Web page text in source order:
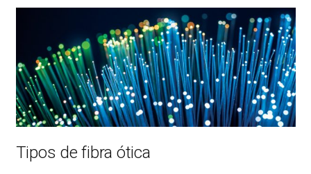
Tipos de fibra ótica